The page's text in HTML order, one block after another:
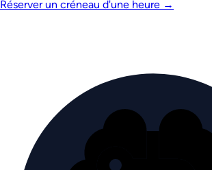
Réserver un créneau d'une heure →